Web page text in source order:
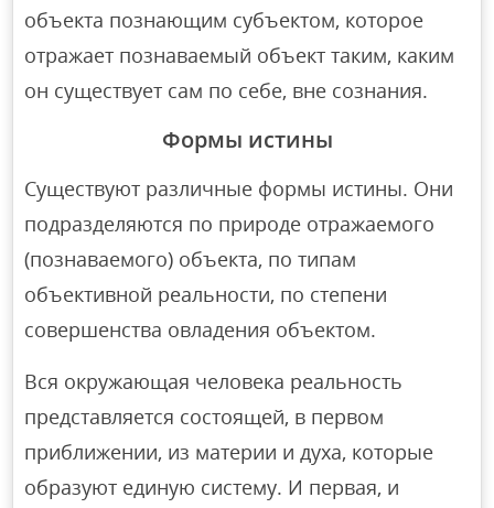
объекта познающим субъектом, которое
отражает познаваемый объект таким, каким
он существует сам по себе, вне сознания.
Формы истины
Существуют различные формы истины. Они
подразделяются по природе отражаемого
(познаваемого) объекта, по типам
объективной реальности, по степени
совершенства овладения объектом.
Вся окружающая человека реальность
представляется состоящей, в первом
приближении, из материи и духа, которые
образуют единую систему. И первая, и